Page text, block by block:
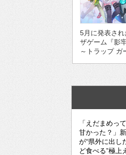
5月に発表さ
ザゲーム『影
～トラップ ガ
「えだまめっ
甘かった？」
が“県外に出し
ど食べる”極上